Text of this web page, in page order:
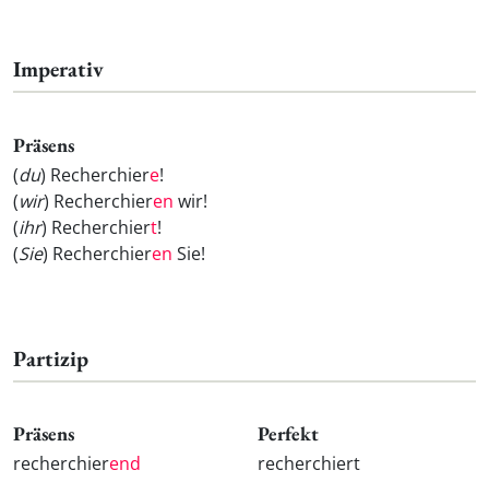
Imperativ
Präsens
(du) Recherchiere!
(wir) Recherchieren wir!
(ihr) Recherchiert!
(Sie) Recherchieren Sie!
Partizip
Präsens
recherchierend
Perfekt
recherchiert